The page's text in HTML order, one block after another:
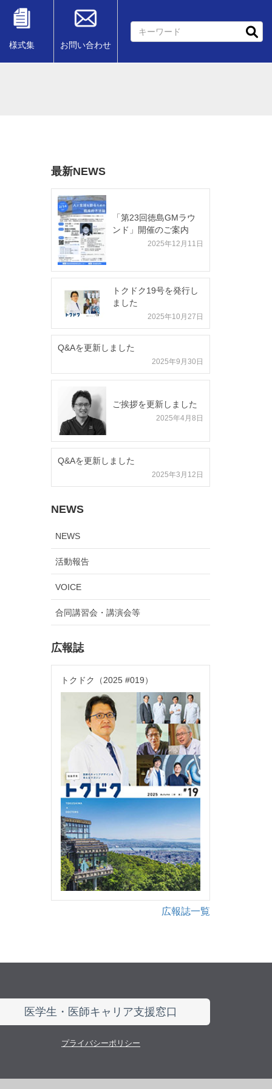
様式集 お問い合わせ
最新NEWS
「第23回徳島GMラウ
ンド」開催のご案内
2025年12月11日
トクドク19号を発行し
ました
2025年10月27日
Q&Aを更新しました
2025年9月30日
ご挨拶を更新しました
2025年4月8日
Q&Aを更新しました
2025年3月12日
NEWS
NEWS
活動報告
VOICE
合同講習会・講演会等
広報誌
トクドク（2025 #019）
広報誌一覧
医学生・医師キャリア支援窓口
プライバシーポリシー